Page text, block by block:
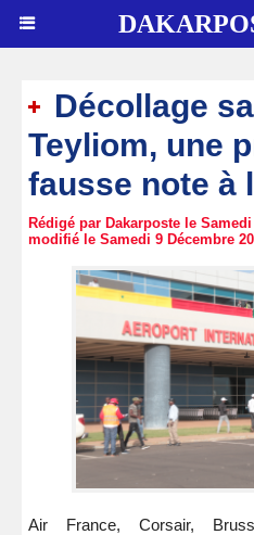
Décollage
Teyliom, une
fausse note à
Rédigé par Dakarposte le
modifié le Samedi 9 Décembre
Air France, Corsair, Brussel Airlines, entre autres